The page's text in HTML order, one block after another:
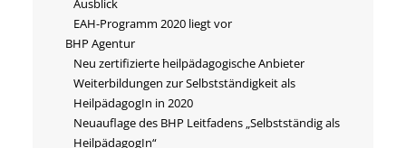
Ausblick
EAH-Programm 2020 liegt vor
BHP Agentur
Neu zertifizierte heilpädagogische Anbieter
Weiterbildungen zur Selbstständigkeit als
HeilpädagogIn in 2020
Neuauflage des BHP Leitfadens „Selbstständig als
HeilpädagogIn“